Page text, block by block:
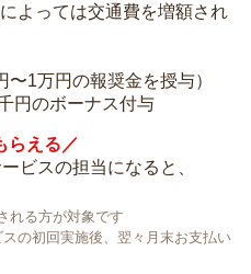
よっては交通費を増額され
〜1万円の報奨金を授与）
円のボーナス付与
らえる／
ビスの担当になると、
れる方が対象です
の初回実施後、翌々月末お支払い